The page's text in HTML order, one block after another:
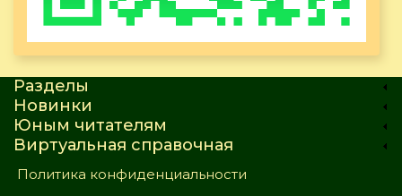
Разделы
Новинки
Юным читателям
Виртуальная справочная
Политика конфиденциальности